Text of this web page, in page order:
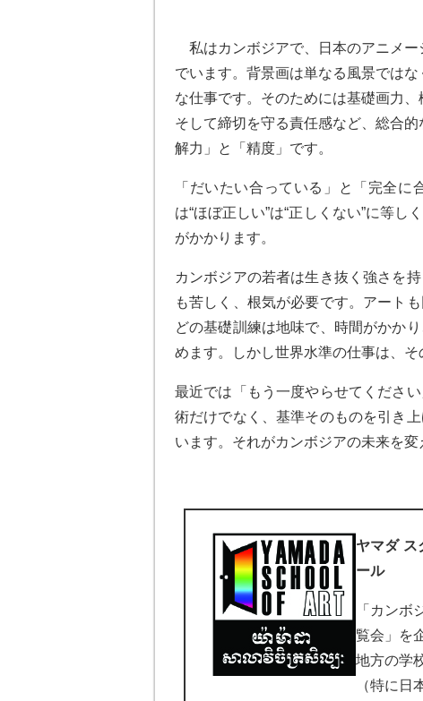
私はカンボジアで、日本のアニメー
でいます。背景画は単なる風景では
な仕事です。そのためには基礎画力
そして締切を守る責任感など、総合
解力」と「精度」です。
「だいたい合っている」と「完全
は“ほぼ正しい”は“正しくない”に等
がかかります。
カンボジアの若者は生き抜く強さを
も苦しく、根気が必要です。アート
どの基礎訓練は地味で、時間がかか
めます。しかし世界水準の仕事は、そ
最近では「もう一度やらせてくださ
術だけでなく、基準そのものを引き
います。それがカンボジアの未来を変
ヤマダ ス
ール
「カンボ
覧会」を
地方の学
（特に日